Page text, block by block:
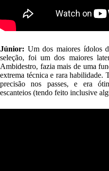
Júnior: Um dos maiores ídolos
seleção, foi um dos maiores
Ambidestro, fazia mais de uma
extrema técnica e rara habilidade.
precisão nos passes, e era
escanteios (tendo feito inclusive